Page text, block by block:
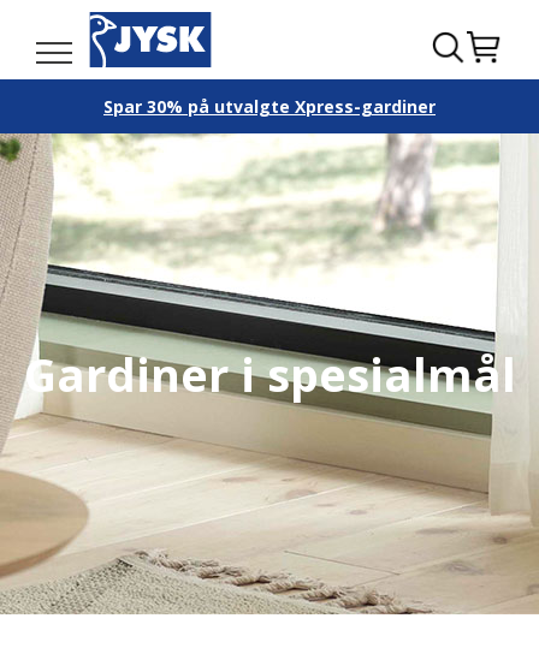
Spar 30% på utvalgte Xpress-gardiner
Gardiner i spesialmål